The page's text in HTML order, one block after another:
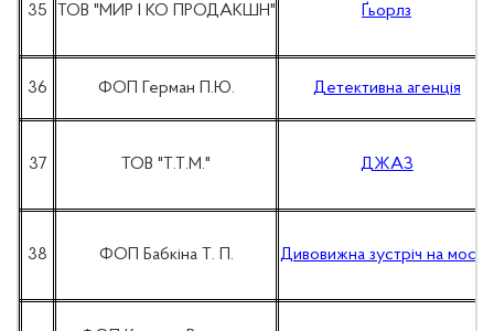
35 ТОВ "МИР І КО ПРОДАКШН" Ґьорлз
36 ФОП Герман П.Ю. Детективна агенція
37 ТОВ "Т.Т.М." ДЖАЗ
38 ФОП Бабкіна Т. П. Дивовижна зустріч на мосту